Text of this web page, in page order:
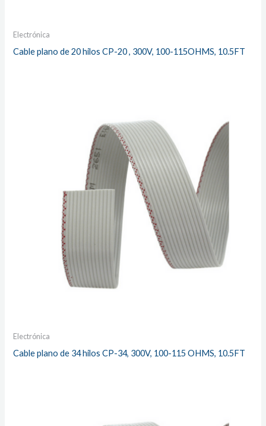
Electrónica
Cable plano de 20 hilos CP-20 , 300V, 100-115OHMS, 10.5FT
Electrónica
Cable plano de 34 hilos CP-34, 300V, 100-115 OHMS, 10.5FT